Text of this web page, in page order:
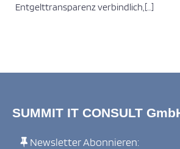
Entgelttransparenz verbindlich,[…]
SUMMIT IT CONSULT
Newsletter Abonnieren: